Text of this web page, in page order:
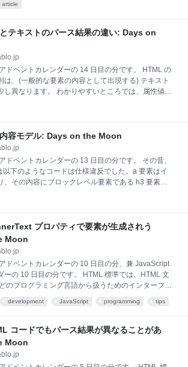
として知らせてくれる、プッシュ型のパーサーで
せん。あくまでもタグやテキストなどの出現を知ら
を構築するわけではないからです。 逐次的なパース
HTML 文書全体を表すコードを一気に入力として与
。 Web 製作者の意図を汲み取ろうと努めており、
article
テキストのパース結果の違い: Days on
ドベントカレンダーの 14 日目の分です。 HTML の
は、(一般的な要素の内容として出現する) テキスト
し異なります。 わかりやすいところでは、属性値に
of-tag-name; タグの名前の 1 文字目が無効) が発
title=" < "> < </span> 文字参照の扱いにも差異が
うに amp という文字参照の名前の後に ASCII の英
性値においては "&ampm" という値に解釈されま
容モデル: Days on the Moon
ドベントカレンダーの 13 日目の分です。 その昔、
以下のようなコードは仕様違反でした。a 要素はイ
、その内容にブロックレベル要素である h3 要素は
素は、その子要素から見ると透過的です。言い換え
デルの要素が取れる内容は、その親要素が取れる内
ある a 要素の親要素が div 要素なら、その a 要素の
テンツ (phr
プロパティで要素が生成されう
Moon
ドベントカレンダーの 10 日目の分、兼 JavaScript
ーの 10 日目の分です。 HTML 標準では、HTML 文
のプログラミング言語から扱うためのインターフェ
字列として取得・設定するプロパティです。かつて
のですね。 innerText プロパティの値の取得
で取得できる値は、ブラウザにレンダリングされた
となります。CSS で display: none; が指定された要
development JavaScript programming tips
コードでもパース結果が異なることがあ
Moon